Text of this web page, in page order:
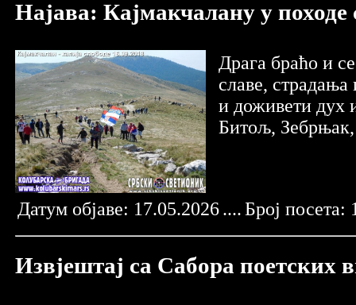
Најава: Кајмакчалану у походе
Драга браћо и
славе,
и доживети дух
Битољ,
Датум објаве: 17.05.2026....Број посета:
Извјештај са Сабора поетских